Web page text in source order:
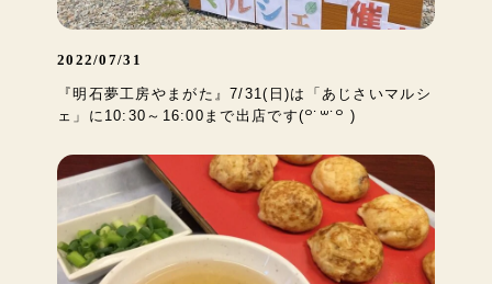
2022/07/31
『明石夢工房やまがた』7/31(日)は「あじさいマルシ
ェ」に10:30～16:00まで出店です(꒪˙꒳˙꒪ )